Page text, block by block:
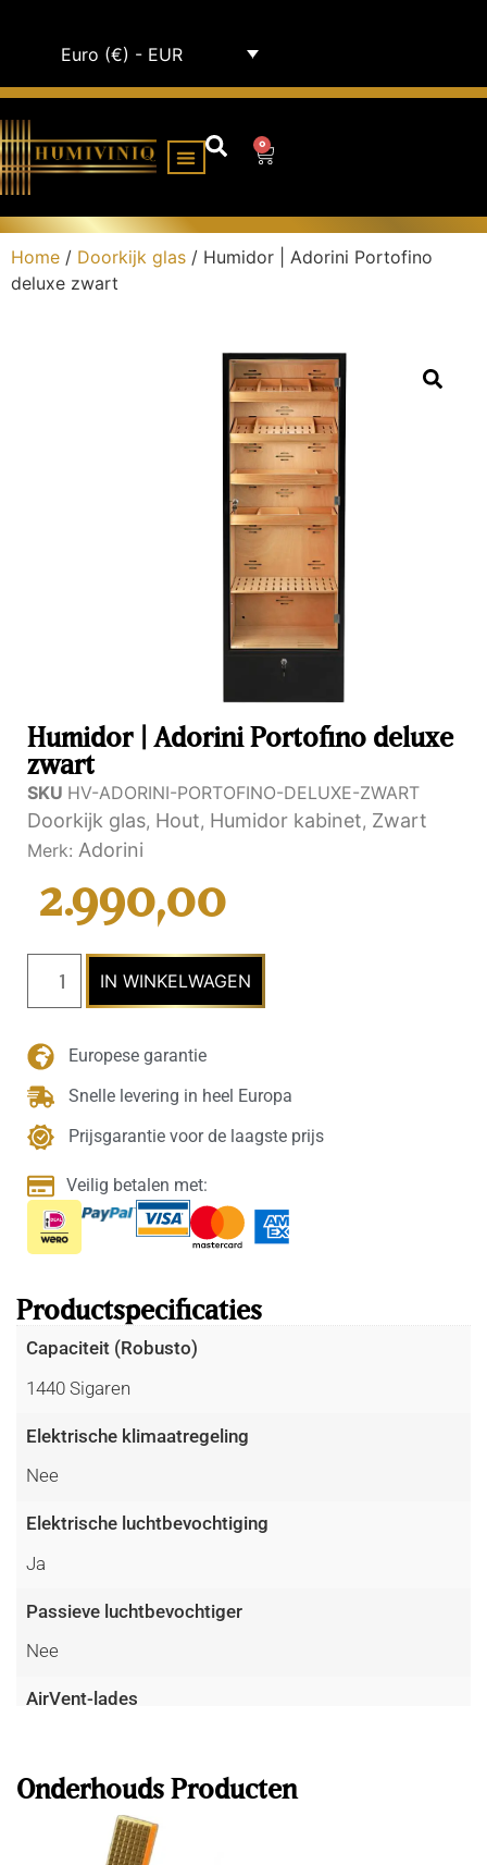
Euro (€) - EUR
0
Home / Doorkijk glas / Humidor | Adorini Portofino
deluxe zwart
Humidor | Adorini Portofino deluxe
zwart
SKU HV-ADORINI-PORTOFINO-DELUXE-ZWART
Doorkijk glas, Hout, Humidor kabinet, Zwart
Merk: Adorini
2.990,00
IN WINKELWAGEN
Europese garantie
Snelle levering in heel Europa
Prijsgarantie voor de laagste prijs
Veilig betalen met:
Productspecificaties
Capaciteit (Robusto)
1440 Sigaren
Elektrische klimaatregeling
Nee
Elektrische luchtbevochtiging
Ja
Passieve luchtbevochtiger
Nee
AirVent-lades
Ribtech ventilatiekanalen
Onderhouds Producten